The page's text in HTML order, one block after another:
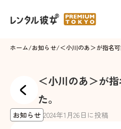
ホーム/お知らせ/＜小川のあ＞が指名
＜小川のあ＞が
た。
お知らせ 2024年1 月26 日に投稿